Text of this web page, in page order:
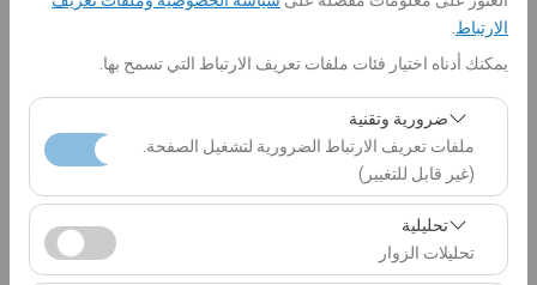
الارتباط
يمكنك أدناه اختيار فئات ملفات تعريف الارتباط التي تسمح بها.
ضرورية وتقنية
ملفات تعريف الارتباط الضرورية لتشغيل الصفحة.
(غير قابل للتغيير)
تعد ملفات تعريف الارتباط هذه ضرورية لعمل الموقع بشكل
صحيح، والأمان، وإدارة الجلسات، والوظائف الأساسية. لا يمكن
تعطيلها.
تحليلية
تحليلات الزوار
الرجاء الاختيار
تحديد موقع مختلف الانزال
تاريخ الالتقاط والوقت
10:00
تاريخ العودة والوقت